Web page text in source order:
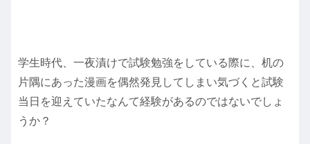
学生時代、一夜漬けで試験勉強をしている際に、机の
片隅にあった漫画を偶然発見してしまい気づくと試験
当日を迎えていたなんて経験があるのではないでしょ
うか？